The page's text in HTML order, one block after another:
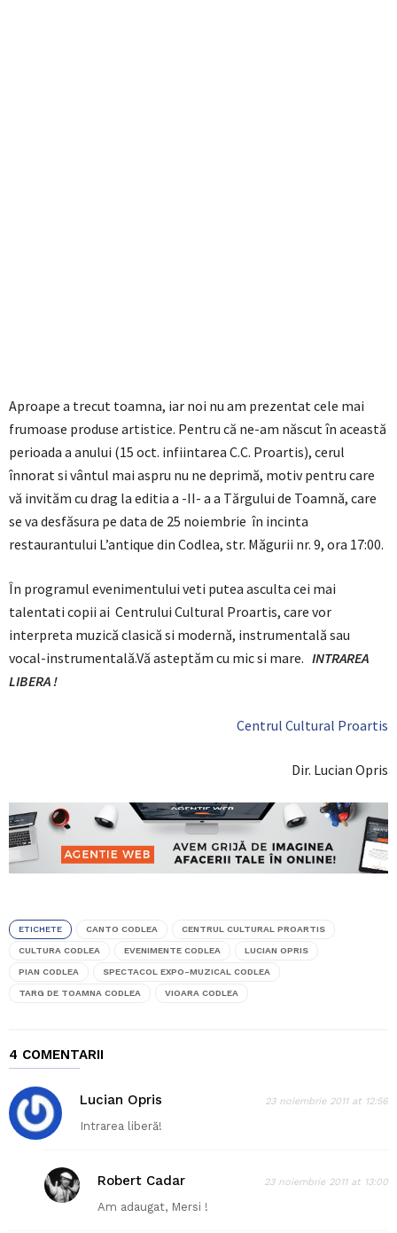
Aproape a trecut toamna, iar noi nu am prezentat cele mai
frumoase produse artistice. Pentru că ne-am născut în această
perioada a anului (15 oct. infiintarea C.C. Proartis), cerul
înnorat si vântul mai aspru nu ne deprimă, motiv pentru care
vă invităm cu drag la editia a -II- a a Tărgului de Toamnă, care
se va desfăsura pe data de 25 noiembrie în incinta
restaurantului L’antique din Codlea, str. Măgurii nr. 9, ora 17:00.
În programul evenimentului veti putea asculta cei mai
talentati copii ai Centrului Cultural Proartis, care vor
interpreta muzică clasică si modernă, instrumentală sau
vocal-instrumentală.Vă asteptăm cu mic si mare. INTRAREA
LIBERA !
Centrul Cultural Proartis
Dir. Lucian Opris
ETICHETE CANTO CODLEA CENTRUL CULTURAL PROARTIS
CULTURA CODLEA EVENIMENTE CODLEA LUCIAN OPRIS
PIAN CODLEA SPECTACOL EXPO-MUZICAL CODLEA
TARG DE TOAMNA CODLEA VIOARA CODLEA
4 COMENTARII
Lucian Opris 23 noiembrie 2011 at 12:56
Intrarea liberă!
Robert Cadar 23 noiembrie 2011 at 13:00
Am adaugat, Mersi !